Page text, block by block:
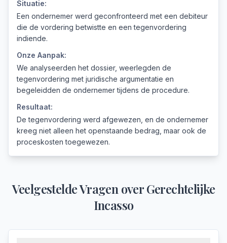
Situatie:
Een ondernemer werd geconfronteerd met een debiteur
die de vordering betwistte en een tegenvordering
indiende.
Onze Aanpak:
We analyseerden het dossier, weerlegden de
tegenvordering met juridische argumentatie en
begeleidden de ondernemer tijdens de procedure.
Resultaat:
De tegenvordering werd afgewezen, en de ondernemer
kreeg niet alleen het openstaande bedrag, maar ook de
proceskosten toegewezen.
Veelgestelde Vragen overGerechtelijke
Incasso